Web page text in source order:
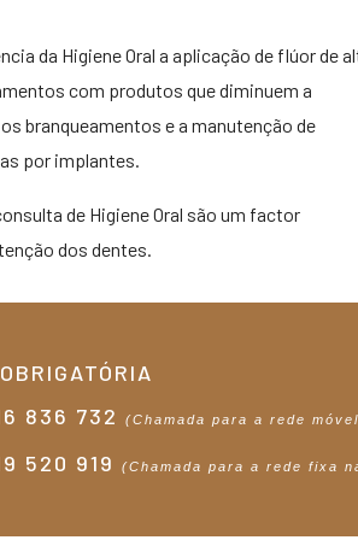
da Higiene Oral a aplicação de flúor de
com produtos que diminuem a
branqueamentos e a manutenção de
por implantes.
de Higiene Oral são um factor
dos dentes.
836 732(Chamada para a rede
520 919(Chamada para a rede fixa